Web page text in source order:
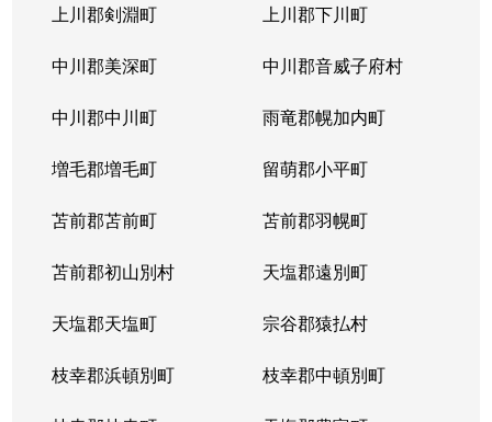
上川郡剣淵町 上川郡下川町
中川郡美深町 中川郡音威子府村
中川郡中川町 雨竜郡幌加内町
増毛郡増毛町 留萌郡小平町
苫前郡苫前町 苫前郡羽幌町
苫前郡初山別村 天塩郡遠別町
天塩郡天塩町 宗谷郡猿払村
枝幸郡浜頓別町 枝幸郡中頓別町